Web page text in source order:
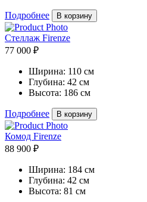
Подробнее В корзину
Стеллаж Firenze
77 000 ₽
Ширина: 110 см
Глубина: 42 см
Высота: 186 см
Подробнее В корзину
Комод Firenze
88 900 ₽
Ширина: 184 см
Глубина: 42 см
Высота: 81 см